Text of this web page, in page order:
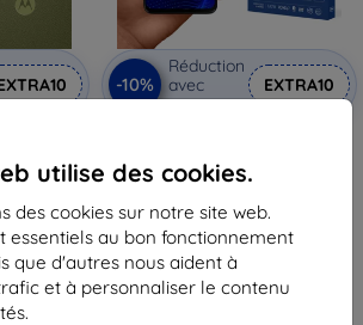
utilise des cookies.
des cookies sur notre site web.
essentiels au bon fonctionnement
que d'autres nous aident à
et à personnaliser le contenu
Power
stock
-10%
Réduction
avec
coupon
EXTRA10
/ G15 Power
26,00 €
En stock > 5 pièces